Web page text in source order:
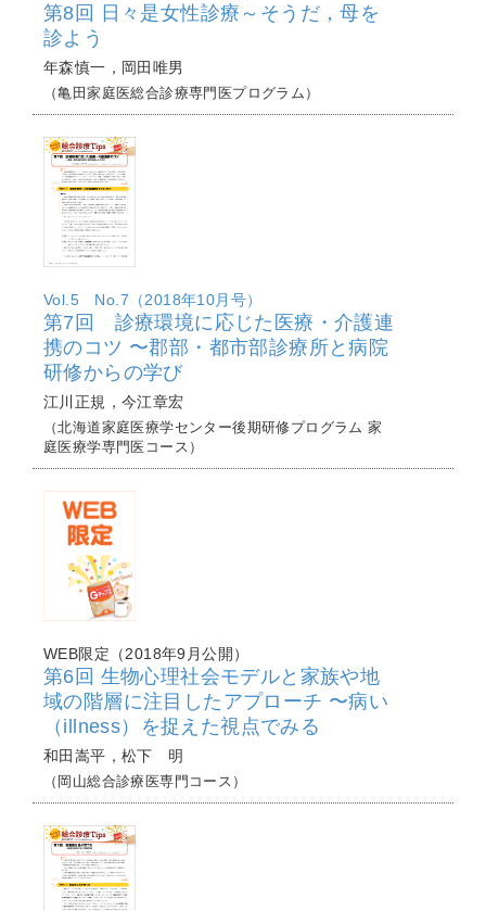
第8回 日々是女性診療～そうだ，母を
診よう
年森慎一，岡田唯男
（亀田家庭医総合診療専門医プログラム）
Vol.5 No.7（2018年10月号）
第7回 診療環境に応じた医療・介護連
携のコツ 〜郡部・都市部診療所と病院
研修からの学び
江川正規，今江章宏
（北海道家庭医療学センター後期研修プログラム 家
庭医療学専門医コース）
WEB限定（2018年9月公開）
第6回 生物心理社会モデルと家族や地
域の階層に注目したアプローチ 〜病い
（illness）を捉えた視点でみる
和田嵩平，松下 明
（岡山総合診療医専門コース）